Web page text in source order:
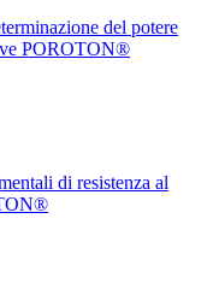
del potere
POROTON®
di resistenza al